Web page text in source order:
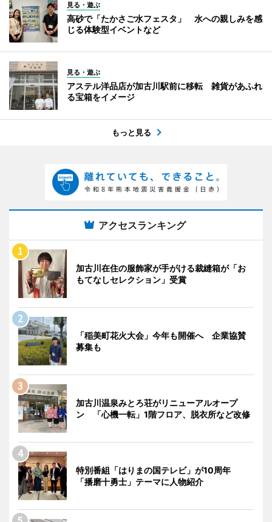
見る・遊ぶ
高砂で「たかさご水フェスタ」 水への親しみを感
じる体験型イベントなど
見る・遊ぶ
アステル洋品店が加古川駅前に移転 雑貨があふれ
る宝箱をイメージ
もっと見る
アクセスランキング
加古川在住の服飾家が手がける裁縫箱が「お
もてなしセレクション」受賞
「稲美町花火大会」今年も開催へ 企業協賛
募集も
加古川温泉みとろ荘がリニューアルオープ
ン 「心機一転」1階フロア、脱衣所など改修
特別番組「はりまの国テレビ」が10周年
「播磨十勇士」テーマに人物紹介